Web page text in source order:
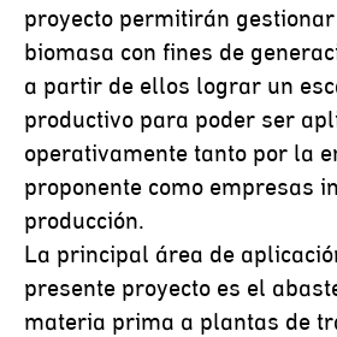
proyecto permitirán
biomasa con fines de
a partir de ellos lograr un
productivo para poder ser
operativamente tanto por la
proponente como empresas
producción.
La principal área de
presente proyecto es el
materia prima a plantas de